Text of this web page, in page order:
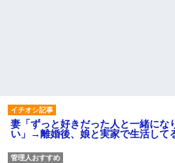
妻「ずっと好きだった人と一緒にな
い」→離婚後、娘と実家で生活して